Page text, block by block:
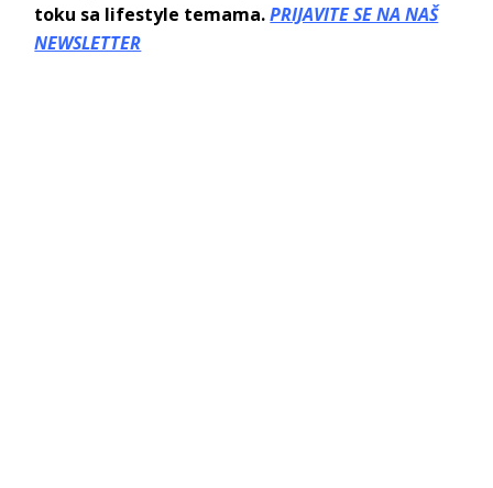
toku sa lifestyle temama.PRIJAVITE SE NA NAŠ
NEWSLETTER